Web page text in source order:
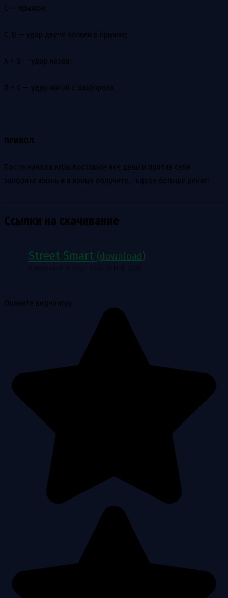
С — прыжок;
С, В — удар двумя ногами в прыжке;
А + В — удар назад;
В + С — удар ногой с разворота.
ПРИКОЛ.
После начала игры поставьте все деньги против себя,
запорите жизнь и в конце получите… вдвое больше денег!
Ссылки на скачивание
Street Smart (download)
Оцените видеоигру